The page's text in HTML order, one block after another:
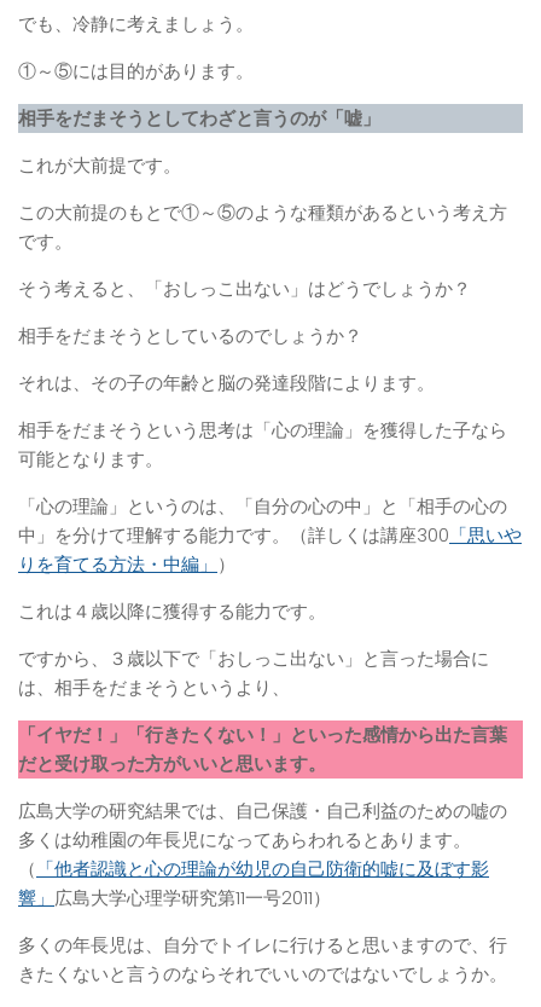
でも、冷静に考えましょう。
①～⑤には目的があります。
相手をだまそうとしてわざと言うのが「嘘」
これが大前提です。
この大前提のもとで①～⑤のような種類があるという考え方
です。
そう考えると、「おしっこ出ない」はどうでしょうか？
相手をだまそうとしているのでしょうか？
それは、その子の年齢と脳の発達段階によります。
相手をだまそうという思考は「心の理論」を獲得した子なら
可能となります。
「心の理論」というのは、「自分の心の中」と「相手の心の
中」を分けて理解する能力です。（詳しくは講座300 「思いや
りを育てる方法・中編」 ）
これは４歳以降に獲得する能力です。
ですから、３歳以下で「おしっこ出ない」と言った場合に
は、相手をだまそうというより、
「イヤだ！」「行きたくない！」といった感情から出た言葉
だと受け取った方がいいと思います。
広島大学の研究結果では、自己保護・自己利益のための嘘の
多くは幼稚園の年長児になってあらわれるとあります。
（ 「他者認識と心の理論が幼児の自己防衛的嘘に及ぼす影
響」 広島大学心理学研究第11一号2011）
多くの年長児は、自分でトイレに行けると思いますので、行
きたくないと言うのならそれでいいのではないでしょうか。